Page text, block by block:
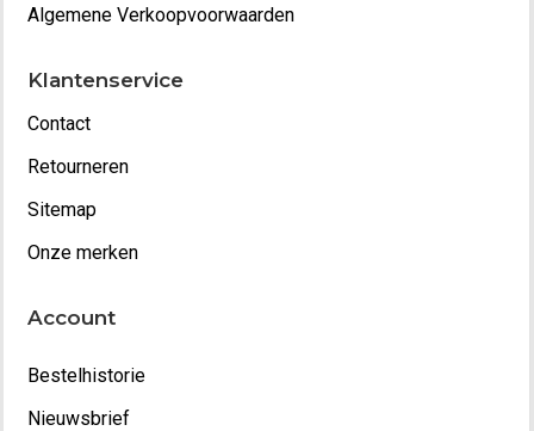
Algemene Verkoopvoorwaarden
Klantenservice
Contact
Retourneren
Sitemap
Onze merken
Account
Bestelhistorie
Nieuwsbrief